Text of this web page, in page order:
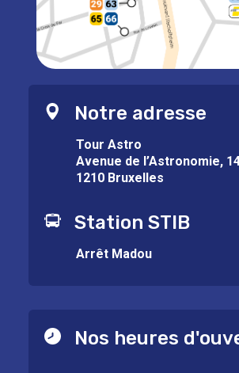
Notre adresse
Tour Astro
Avenue de l’Astronomie,
1210 Bruxelles
Station STIB
Arrêt Madou
Nos heures